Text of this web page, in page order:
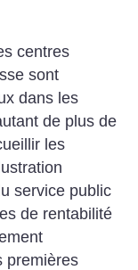
centres
sont
dans les
de plus de
les
service public
de rentabilité
premières